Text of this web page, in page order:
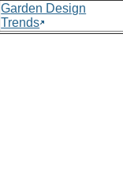
Garden Design
Trends